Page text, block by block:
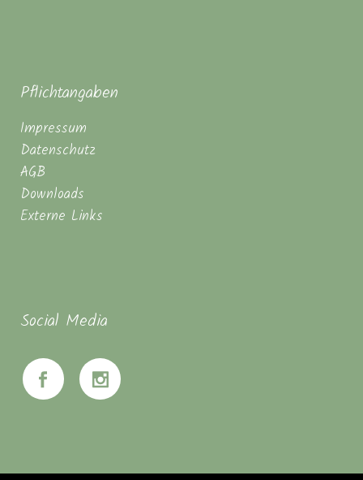
Pflichtangaben
Impressum
Datenschutz
AGB
Downloads
Externe Links
Social Media